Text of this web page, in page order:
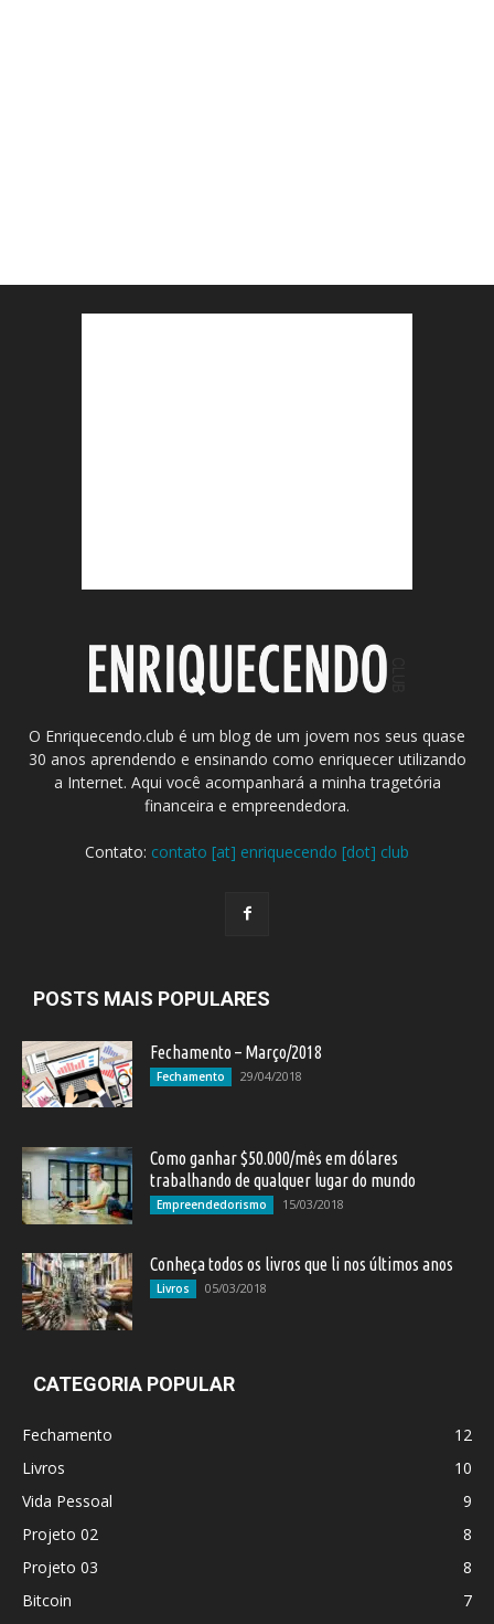
O Enriquecendo.club é um blog de um jovem nos seus quase
30 anos aprendendo e ensinando como enriquecer utilizando
a Internet. Aqui você acompanhará a minha tragetória
financeira e empreendedora.
Contato: contato [at] enriquecendo [dot] club
POSTS MAIS POPULARES
Fechamento – Março/2018
Fechamento 29/04/2018
Como ganhar $50.000/mês em dólares
trabalhando de qualquer lugar do mundo
Empreendedorismo 15/03/2018
Conheça todos os livros que li nos últimos anos
Livros 05/03/2018
CATEGORIA POPULAR
Fechamento
12
Livros
10
Vida Pessoal
9
Projeto 02
8
Projeto 03
8
Bitcoin
7